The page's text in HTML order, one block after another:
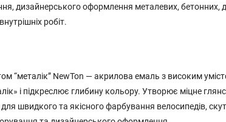
дизайнерського оформлення металевих, бетонних,
робіт.
“металік” NewTon — акрилова емаль з високим
і підкреслює глибину кольору. Утворює міцне
швидкого та якісного фарбування велосипедів,